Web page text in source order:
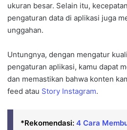
ukuran besar. Selain itu,
pengaturan data di aplikasi juga
unggahan.
Untungnya, dengan mengatur
pengaturan aplikasi, kamu dapat
dan memastikan bahwa konten
feed atau Story Instagram.
*Rekomendasi: 4 Cara